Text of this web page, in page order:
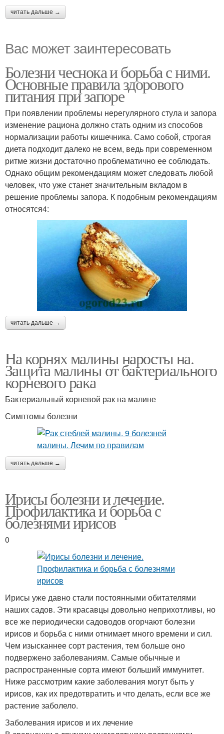
читать дальше →
Вас может заинтересовать
Болезни чеснока и борьба с ними.
Основные правила здорового
питания при запоре
При появлении проблемы нерегулярного стула и запора
изменение рациона должно стать одним из способов
нормализации работы кишечника. Само собой, строгая
диета подходит далеко не всем, ведь при современном
ритме жизни достаточно проблематично ее соблюдать.
Однако общим рекомендациям может следовать любой
человек, что уже станет значительным вкладом в
решение проблемы запора. К подобным рекомендациям
относятся4:
читать дальше →
На корнях малины наросты на.
Защита малины от бактериального
корневого рака
Бактериальный корневой рак на малине
Симптомы болезни
читать дальше →
Ирисы болезни и лечение.
Профилактика и борьба с
болезнями ирисов
0
Ирисы уже давно стали постоянными обитателями
наших садов. Эти красавцы довольно неприхотливы, но
все же периодически садоводов огорчают болезни
ирисов и борьба с ними отнимает много времени и сил.
Чем изысканнее сорт растения, тем больше оно
подвержено заболеваниям. Самые обычные и
распространенные сорта имеют больший иммунитет.
Ниже рассмотрим какие заболевания могут быть у
ирисов, как их предотвратить и что делать, если все же
растение заболело.
Заболевания ирисов и их лечение